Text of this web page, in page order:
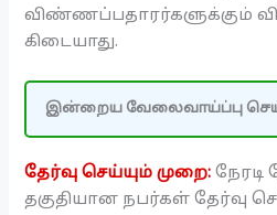
விண்ணப்பதாரர்களுக்கும்
கிடையாது.
இன்றைய வேலைவாய்ப்பு
தேர்வு செய்யும் முறை:
தகுதியான நபர்கள் தேர்வு